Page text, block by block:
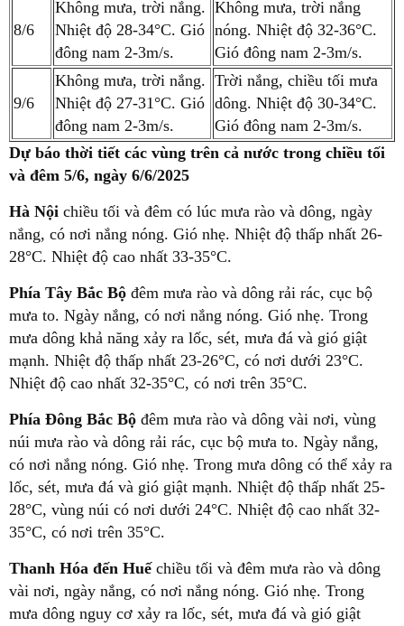
8/6
Không mưa, trời nắng.
Nhiệt độ 28-34°C. Gió
đông nam 2-3m/s.
Không mưa, trời nắng
nóng. Nhiệt độ 32-36°C.
Gió đông nam 2-3m/s.
9/6
Không mưa, trời nắng.
Nhiệt độ 27-31°C. Gió
đông nam 2-3m/s.
Trời nắng, chiều tối mưa
dông. Nhiệt độ 30-34°C.
Gió đông nam 2-3m/s.
Dự báo thời tiết các vùng trên cả nước trong chiều tối
và đêm 5/6, ngày 6/6/2025
Hà Nội chiều tối và đêm có lúc mưa rào và dông, ngày
nắng, có nơi nắng nóng. Gió nhẹ. Nhiệt độ thấp nhất 26-
28°C. Nhiệt độ cao nhất 33-35°C.
Phía Tây Bắc Bộ đêm mưa rào và dông rải rác, cục bộ
mưa to. Ngày nắng, có nơi nắng nóng. Gió nhẹ. Trong
mưa dông khả năng xảy ra lốc, sét, mưa đá và gió giật
mạnh. Nhiệt độ thấp nhất 23-26°C, có nơi dưới 23°C.
Nhiệt độ cao nhất 32-35°C, có nơi trên 35°C.
Phía Đông Bắc Bộ đêm mưa rào và dông vài nơi, vùng
núi mưa rào và dông rải rác, cục bộ mưa to. Ngày nắng,
có nơi nắng nóng. Gió nhẹ. Trong mưa dông có thể xảy ra
lốc, sét, mưa đá và gió giật mạnh. Nhiệt độ thấp nhất 25-
28°C, vùng núi có nơi dưới 24°C. Nhiệt độ cao nhất 32-
35°C, có nơi trên 35°C.
Thanh Hóa đến Huế chiều tối và đêm mưa rào và dông
vài nơi, ngày nắng, có nơi nắng nóng. Gió nhẹ. Trong
mưa dông nguy cơ xảy ra lốc, sét, mưa đá và gió giật